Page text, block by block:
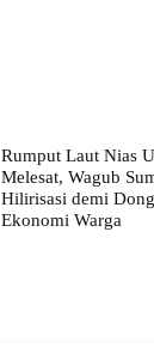
Rumput Laut Nias
Melesat, Wagub
Hilirisasi demi
Ekonomi Warga